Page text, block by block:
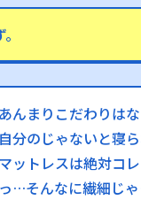
あんまりこだわりは
自分のじゃないと寝ら
マットレスは絶対コ
っ…そんなに繊細じ